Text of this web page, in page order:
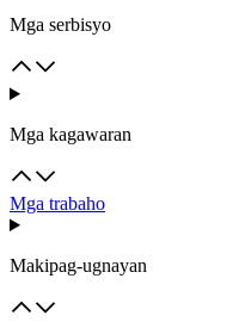
Mga serbisyo
Mga kagawaran
Mga trabaho
Makipag-ugnayan